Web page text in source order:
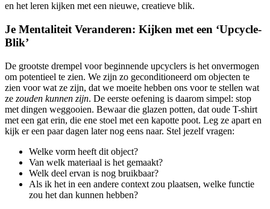
en het leren kijken met een nieuwe, creatieve blik.
Je Mentaliteit Veranderen: Kijken met een ‘Upcycle-
Blik’
De grootste drempel voor beginnende upcyclers is het onvermogen
om potentieel te zien. We zijn zo geconditioneerd om objecten te
zien voor wat ze zijn, dat we moeite hebben ons voor te stellen wat
ze zouden kunnen zijn. De eerste oefening is daarom simpel: stop
met dingen weggooien. Bewaar die glazen potten, dat oude T-shirt
met een gat erin, die ene stoel met een kapotte poot. Leg ze apart en
kijk er een paar dagen later nog eens naar. Stel jezelf vragen:
Welke vorm heeft dit object?
Van welk materiaal is het gemaakt?
Welk deel ervan is nog bruikbaar?
Als ik het in een andere context zou plaatsen, welke functie
zou het dan kunnen hebben?